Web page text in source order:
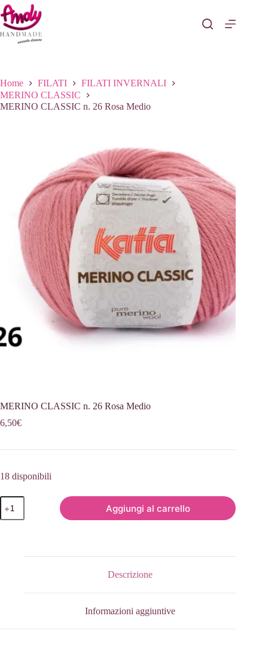
Salta
al
contenuto
Home FILATI
FILATI INVERNALI
MERINO CLASSIC
MERINO CLASSIC n. 26 Rosa Medio
MERINO CLASSIC n. 26 Rosa Medio
6,50€
18 disponibili
MERINO
CLASSIC
n.
Aggiungi al carrello
Descrizione
Informazioni aggiuntive